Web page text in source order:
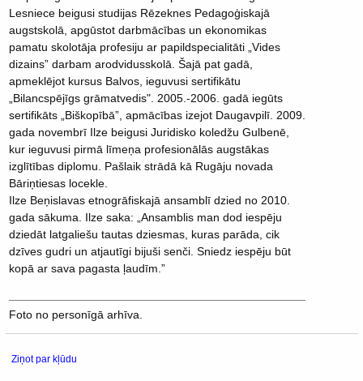
Lesniece beigusi studijas Rēzeknes Pedagoģiskajā
augstskolā, apgūstot darbmācības un ekonomikas
pamatu skolotāja profesiju ar papildspecialitāti „Vides
dizains” darbam arodvidusskolā. Šajā pat gadā,
apmeklējot kursus Balvos, ieguvusi sertifikātu
„Bilancspējīgs grāmatvedis". 2005.-2006. gadā iegūts
sertifikāts „Biškopībā”, apmācības izejot Daugavpilī. 2009.
gada novembrī Ilze beigusi Juridisko koledžu Gulbenē,
kur ieguvusi pirmā līmeņa profesionālās augstākas
izglītības diplomu. Pašlaik strādā kā Rugāju novada
Bāriņtiesas locekle.
Ilze Beņislavas etnogrāfiskajā ansamblī dzied no 2010.
gada sākuma. Ilze saka: „Ansamblis man dod iespēju
dziedāt latgaliešu tautas dziesmas, kuras parāda, cik
dzīves gudri un atjautīgi bijuši senči. Sniedz iespēju būt
kopā ar sava pagasta ļaudīm.”
Foto no personīgā arhīva.
Ziņot par kļūdu